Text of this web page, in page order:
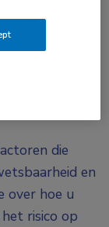
Beïnvloed
het een
en het
die
en
over hoe u
risico op